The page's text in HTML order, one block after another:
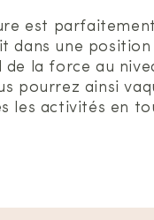
est
une
la force au
pourrez ainsi
les activités en